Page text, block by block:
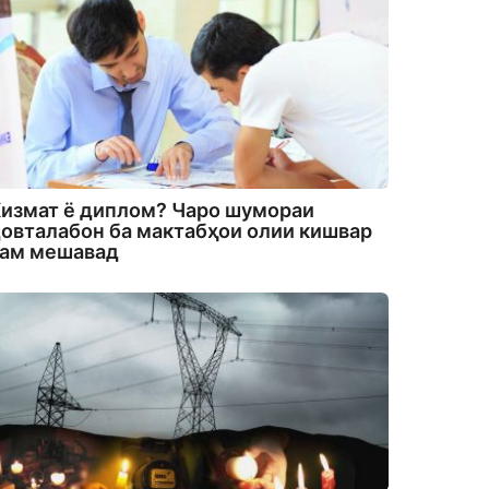
ё диплом? Чаро шумораи
ба мактабҳои олии кишвар
мешавад